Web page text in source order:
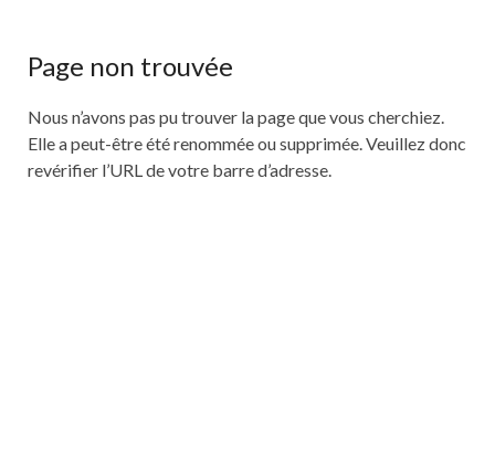
Page non trouvée
Nous n’avons pas pu trouver la page que vous cherchiez.
Elle a peut-être été renommée ou supprimée. Veuillez donc
revérifier l’URL de votre barre d’adresse.